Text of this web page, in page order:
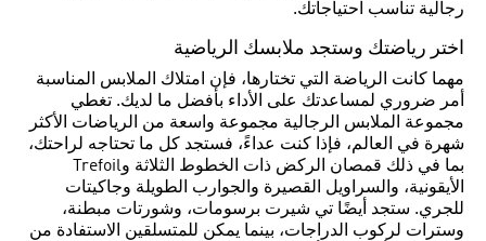
رجالية تناسب احتياجاتك.
اختر رياضتك وستجد ملابسك الرياضية
مهما كانت الرياضة التي تختارها، فإن امتلاك الملابس المناسبة
أمر ضروري لمساعدتك على الأداء بأفضل ما لديك. تغطي
مجموعة الملابس الرجالية مجموعة واسعة من الرياضات الأكثر
شهرة في العالم، فإذا كنت عداءً، فستجد كل ما تحتاجه لراحتك،
بما في ذلك قمصان الركض ذات الخطوط الثلاثة وTrefoil
الأيقونية، والسراويل القصيرة والجوارب الطويلة وجاكيتات
للجري. ستجد أيضًا تي شيرت برسومات، وشورتات مبطنة،
وسترات لركوب الدراجات، بينما يمكن للمتسلقين الاستفادة من